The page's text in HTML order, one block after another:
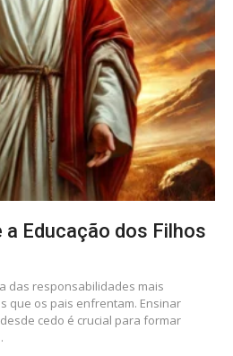
a Educação dos Filhos
das responsabilidades mais
que os pais enfrentam. Ensinar
cedo é crucial para formar